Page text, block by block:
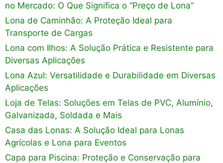
no Mercado: O Que Significa o “Preço de Lona”
Lona de Caminhão: A Proteção Ideal para
Transporte de Cargas
Lona com Ilhos: A Solução Prática e Resistente para
Diversas Aplicações
Lona Azul: Versatilidade e Durabilidade em Diversas
Aplicações
Loja de Telas: Soluções em Telas de PVC, Alumínio,
Galvanizada, Soldada e Mais
Casa das Lonas: A Solução Ideal para Lonas
Agrícolas e Lona para Eventos
Capa para Piscina: Proteção e Conservação para